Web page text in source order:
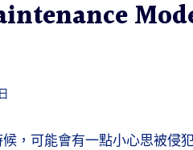
，可能會有一點小心思被侵